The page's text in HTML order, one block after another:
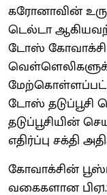
கரோனாவின்
டெல்டா
டோஸ்
டோஸ்
தடுப்பூசியின்
எதிர்ப்பு சக்தி
கோவாக்சின்
வகைகளான